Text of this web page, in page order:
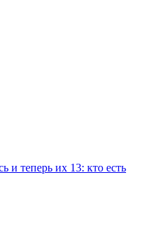
и теперь их 13: кто есть